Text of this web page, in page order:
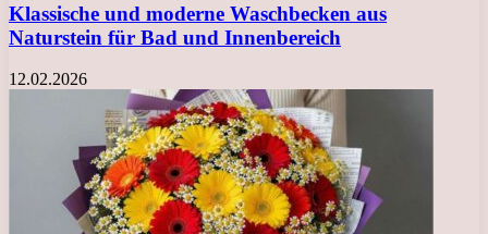
Klassische und moderne Waschbecken aus
Naturstein für Bad und Innenbereich
12.02.2026